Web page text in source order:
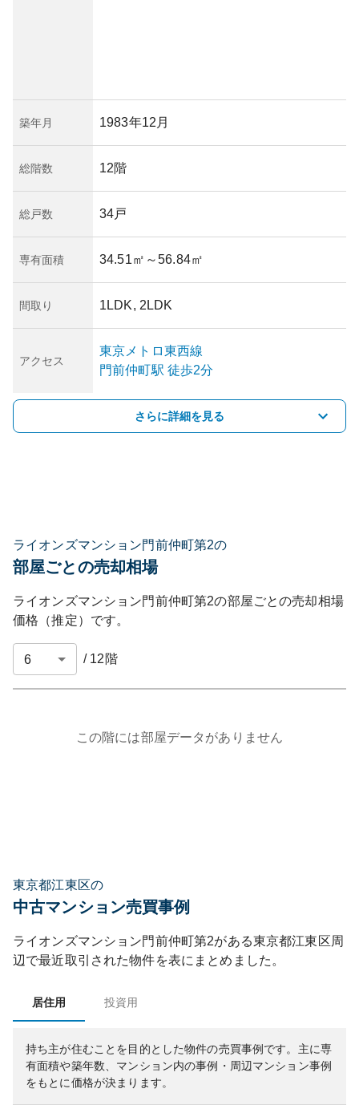
築年月 1983年12月
総階数 12階
総戸数 34戸
専有面積 34.51㎡ ～56.84㎡
間取り 1LDK, 2LDK
アクセス
東京メトロ東西線
門前仲町駅 徒歩2分
さらに詳細を見る
ライオンズマンション門前仲町第2の
部屋ごとの売却相場
ライオンズマンション門前仲町第2の部屋ごとの売却相場
価格（推定）です。
/ 12 階
この階には部屋データがありません
東京都江東区の
中古マンション売買事例
ライオンズマンション門前仲町第2がある東京都江東区周
辺で最近取引された物件を表にまとめました。
居住用 投資用
持ち主が住むことを目的とした物件の売買事例です。 主に専
有面積や築年数、マンション内の事例・周辺マンション事例
をもとに価格が決まります。